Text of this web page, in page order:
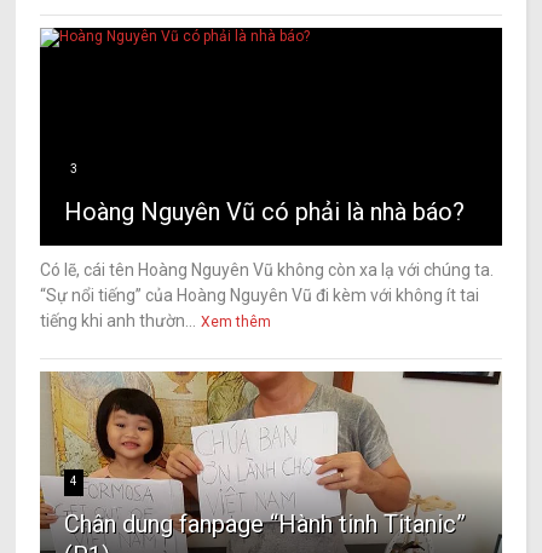
3
Hoàng Nguyên Vũ có phải là nhà báo?
Có lẽ, cái tên Hoàng Nguyên Vũ không còn xa lạ với chúng ta.
“Sự nổi tiếng” của Hoàng Nguyên Vũ đi kèm với không ít tai
tiếng khi anh thườn...
Xem thêm
4
Chân dung fanpage “Hành tinh Titanic”